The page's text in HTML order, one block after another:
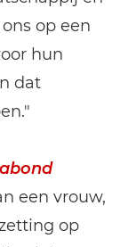
op een
hun
dat
een vrouw,
op